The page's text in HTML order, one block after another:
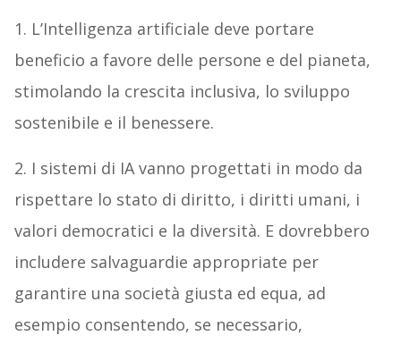
1. L’Intelligenza artificiale deve portare
beneficio a favore delle persone e del pianeta,
stimolando la crescita inclusiva, lo sviluppo
sostenibile e il benessere.
2. I sistemi di IA vanno progettati in modo da
rispettare lo stato di diritto, i diritti umani, i
valori democratici e la diversità. E dovrebbero
includere salvaguardie appropriate per
garantire una società giusta ed equa, ad
esempio consentendo, se necessario,